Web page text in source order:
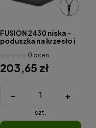
FUSION 2430 niska -
poduszka na krzesło i
0 ocen
203,65 zł
- +
szt.